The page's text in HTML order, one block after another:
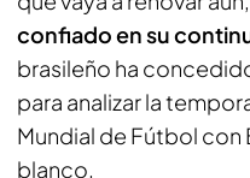
confiado en su
brasileño ha
para analizar la
Mundial de Fútbol con
blanco.